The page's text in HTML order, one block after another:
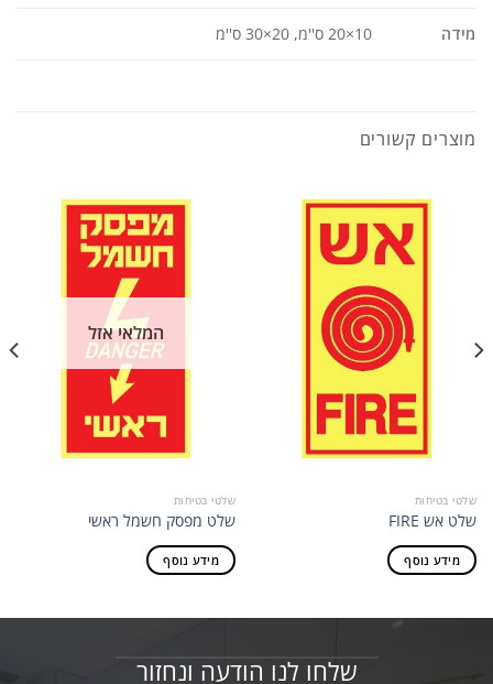
מידה 10×20 ס''מ, 20×30 ס''מ
מוצרים קשורים
שלטי בטיחות
שלט אש FIRE
מידע נוסף
המלאי אזל
שלטי בטיחות
שלט מפסק חשמל ראשי
מידע נוסף
שלחו לנו הודעה ונחזור